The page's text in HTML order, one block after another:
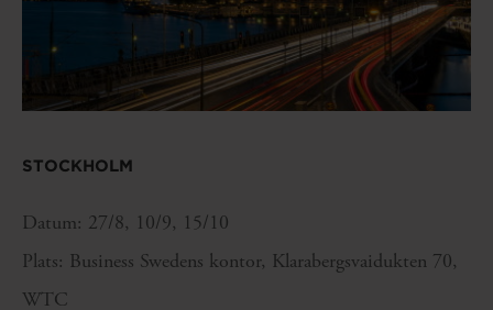
STOCKHOLM
Datum: 27/8, 10/9, 15/10
Plats: Business Swedens kontor, Klarabergsvaidukten 70,
WTC